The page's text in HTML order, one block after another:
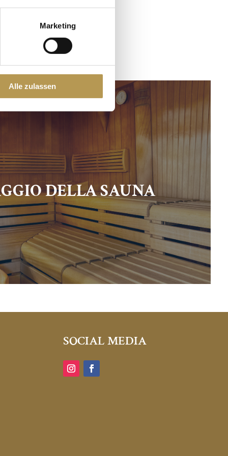
Marketing
Alle zulassen
DELLA SAUNA
SOCIAL MEDIA